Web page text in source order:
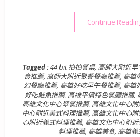
Continue
Tagged :44 bit 拍拍餐桌, 高師大附近早
食推薦, 高師大附近聚餐餐廳推薦, 高雄
幻餐廳推薦, 高雄好吃早午餐推薦, 高雄
好吃鮭魚推薦, 高雄平價特色餐廳推薦,
高雄文化中心聚餐推薦, 高雄文化中心
中心附近美式料理推薦, 高雄文化中心
心附近義式料理推薦, 高雄文化中心附
料理推薦, 高雄美食, 高雄